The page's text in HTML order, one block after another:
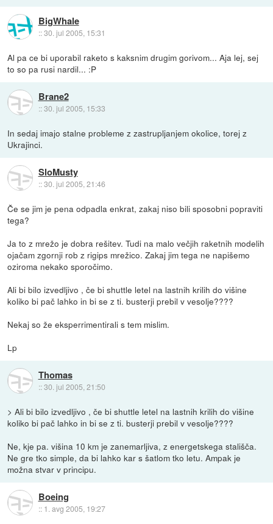
BigWhale
::30. jul 2005, 15:31
Al pa ce bi uporabil raketo s kaksnim drugim gorivom... Aja lej, sej
to so pa rusi nardil... :P
Brane2
::30. jul 2005, 15:33
In sedaj imajo stalne probleme z zastrupljanjem okolice, torej z
Ukrajinci.
SloMusty
::30. jul 2005, 21:46
Če se jim je pena odpadla enkrat, zakaj niso bili sposobni popraviti
tega?
Ja to z mrežo je dobra rešitev. Tudi na malo večjih raketnih modelih
ojačam zgornji rob z rigips mrežico. Zakaj jim tega ne napišemo
oziroma nekako sporočimo.
Ali bi bilo izvedljivo , če bi shuttle letel na lastnih krilih do višine
koliko bi pač lahko in bi se z ti. busterji prebil v vesolje????
Nekaj so že eksperrimentirali s tem mislim.
Lp
Thomas
::30. jul 2005, 21:50
> Ali bi bilo izvedljivo , če bi shuttle letel na lastnih krilih do višine
koliko bi pač lahko in bi se z ti. busterji prebil v vesolje????
Ne, kje pa. višina 10 km je zanemarljiva, z energetskega stališča.
Ne gre tko simple, da bi lahko kar s šatlom tko letu. Ampak je
možna stvar v principu.
Boeing
:: 1. avg 2005, 19:27